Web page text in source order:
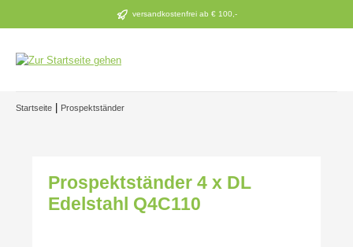
Zum Hauptinhalt springen versandkostenfrei ab € 100,-
Startseite Prospektständer
Prospektständer 4 x DL
Edelstahl Q4C110